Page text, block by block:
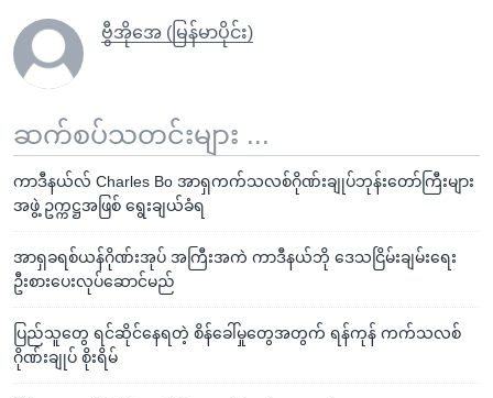
ဗွီအိုအေ (မြန်မာပိုင်း)
ဆက်စပ်သတင်းများ ...
ကာဒီနယ်လ် Charles Bo အာရှကက်သလစ်ဂိုဏ်းချုပ်ဘုန်းတော်ကြီးများ
အဖွဲ့ ဥက္ကဋ္ဌအဖြစ် ရွေးချယ်ခံရ
အာရှခရစ်ယန်ဂိုဏ်းအုပ် အကြီးအကဲ ကာဒီနယ်ဘို ဒေသငြိမ်းချမ်းရေး
ဦးစားပေးလုပ်ဆောင်မည်
ပြည်သူတွေ ရင်ဆိုင်နေရတဲ့ စိန်ခေါ်မှုတွေအတွက် ရန်ကုန် ကက်သလစ်
ဂိုဏ်းချုပ် စိုးရိမ်